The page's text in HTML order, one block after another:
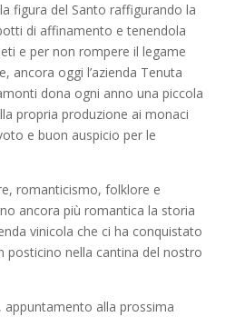
figura del Santo raffigurando la
di affinamento e tenendola
e per non rompere il legame
ancora oggi l’azienda Tenuta
dona ogni anno una piccola
propria produzione ai monaci
e buon auspicio per le
romanticismo, folklore e
ancora più romantica la storia
vinicola che ci ha conquistato
posticino nella cantina del nostro
alla prossima